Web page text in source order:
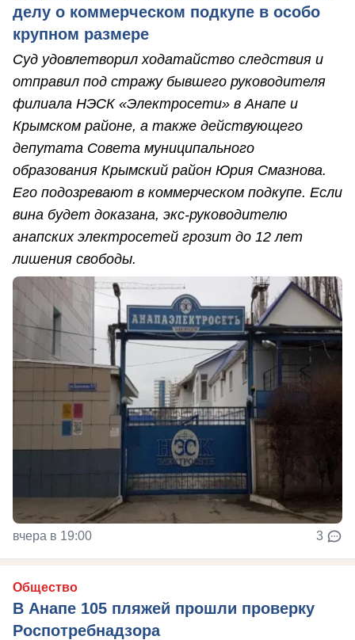
делу о коммерческом подкупе в особо
крупном размере
Суд удовлетворил ходатайство следствия и
отправил под стражу бывшего руководителя
филиала НЭСК «Электросети» в Анапе и
Крымском районе, а также действующего
депутата Совета муниципального
образования Крымский район Юрия Смазнова.
Его подозревают в коммерческом подкупе. Если
вина будет доказана, экс-руководителю
анапских электросетей грозит до 12 лет
лишения свободы.
вчера в 19:00 3
Общество
В Анапе 105 пляжей прошли проверку
Роспотребнадзора